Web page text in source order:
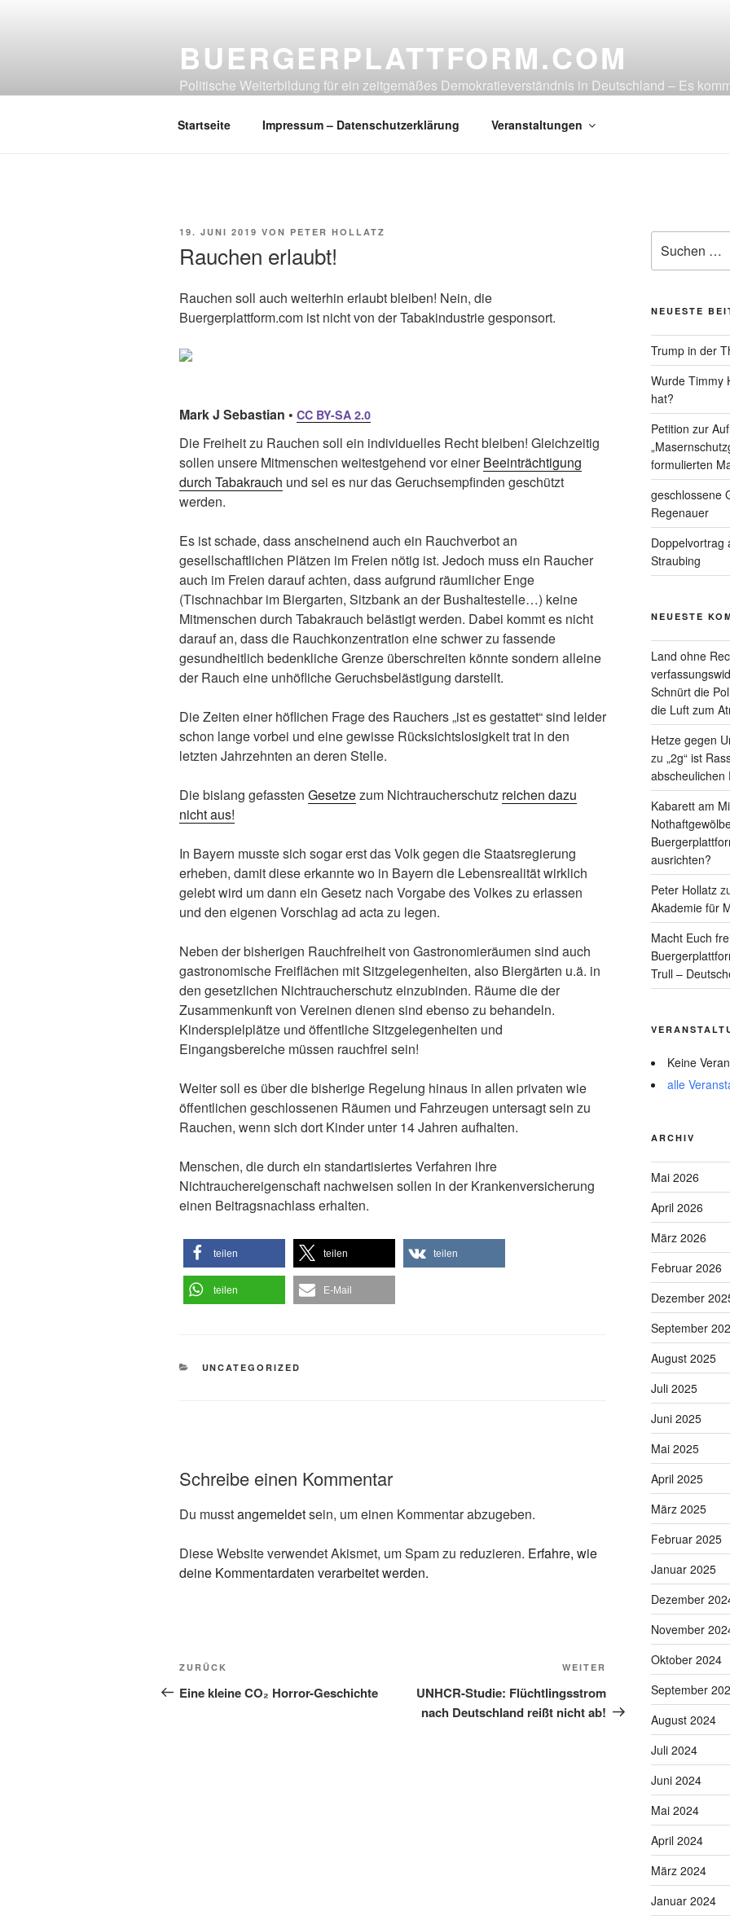
BUERGERPLATTFORM.COM
Politische Weiterbildung für ein zeitgemäßes Demokratieverständnis in Deutschland – Es
Startseite Impressum – Datenschutzerklärung Veranstaltungen
VERÖFFENTLICHT
19. JUNI 2019 VON PETER HOLLATZ
Rauchen erlaubt!
Rauchen soll auch weiterhin erlaubt bleiben! Nein, die
Buergerplattform.com ist nicht von der Tabakindustrie gesponsort.
Mark J Sebastian • CC BY-SA 2.0
Die Freiheit zu Rauchen soll ein individuelles Recht bleiben! Gleichzeitig
sollen unsere Mitmenschen weitestgehend vor einerBeeinträchtigung
durch Tabakrauch und sei es nur das Geruchsempfinden geschützt
werden.
Es ist schade, dass anscheinend auch ein Rauchverbot an
gesellschaftlichen Plätzen im Freien nötig ist. Jedoch muss ein Raucher
auch im Freien darauf achten, dass aufgrund räumlicher Enge
(Tischnachbar im Biergarten, Sitzbank an der Bushaltestelle…) keine
Mitmenschen durch Tabakrauch belästigt werden. Dabei kommt es nicht
darauf an, dass die Rauchkonzentration eine schwer zu fassende
gesundheitlich bedenkliche Grenze überschreiten könnte sondern alleine
der Rauch eine unhöfliche Geruchsbelästigung darstellt.
Die Zeiten einer höflichen Frage des Rauchers „ist es gestattet“ sind leider
schon lange vorbei und eine gewisse Rücksichtslosigkeit trat in den
letzten Jahrzehnten an deren Stelle.
Die bislang gefassten Gesetzezum Nichtraucherschutz reichen dazu
nicht aus!
In Bayern musste sich sogar erst das Volk gegen die Staatsregierung
erheben, damit diese erkannte wo in Bayern die Lebensrealität wirklich
gelebt wird um dann ein Gesetz nach Vorgabe des Volkes zu erlassen
und den eigenen Vorschlag ad acta zu legen.
Neben der bisherigen Rauchfreiheit von Gastronomieräumen sind auch
gastronomische Freiflächen mit Sitzgelegenheiten, also Biergärten u.ä. in
den gesetzlichen Nichtraucherschutz einzubinden. Räume die der
Zusammenkunft von Vereinen dienen sind ebenso zu behandeln.
Kinderspielplätze und öffentliche Sitzgelegenheiten und
Eingangsbereiche müssen rauchfrei sein!
Weiter soll es über die bisherige Regelung hinaus in allen privaten wie
öffentlichen geschlossenen Räumen und Fahrzeugen untersagt sein zu
Rauchen, wenn sich dort Kinder unter 14 Jahren aufhalten.
Menschen, die durch ein standartisiertes Verfahren ihre
Nichtrauchereigenschaft nachweisen sollen in der Krankenversicherung
einen Beitragsnachlass erhalten.
teilen teilen teilen
teilen E-Mail
KATEGORIEN
UNCATEGORIZED
Schreibe einen Kommentar
Du musstangemeldetsein, um einen Kommentar abzugeben.
Diese Website verwendet Akismet, um Spam zu reduzieren. Erfahre, wie
deine Kommentardaten verarbeitet werden.
Beitragsnavigation
Vorheriger
Beitrag
ZURÜCK
Eine kleine CO₂ Horror-Geschichte
Nächster
Beitrag
WEITER
UNHCR-Studie: Flüchtlingsstrom
nach Deutschland reißt nicht ab!
nach:
NEUESTE
Trump in der
Wurde Timmy
hat?
Petition zur
formulierten
geschlossene
Regenauer
Doppelvortrag
Straubing
NEUESTE
Land ohne
Schnürt die
die Luft zum
Hetze gegen
zu „2g“ ist
abscheulichen
Kabarett am
ausrichten?
Peter Hollatz
Akademie für
Macht Euch
Trull –
Keine
alle
ARCHIV
Mai 2026
April 2026
März 2026
Februar 2026
Dezember
September
August 2025
Juli 2025
Juni 2025
Mai 2025
April 2025
März 2025
Februar 2025
Januar 2025
Dezember
November
Oktober 2024
September
August 2024
Juli 2024
Juni 2024
Mai 2024
April 2024
März 2024
Januar 2024